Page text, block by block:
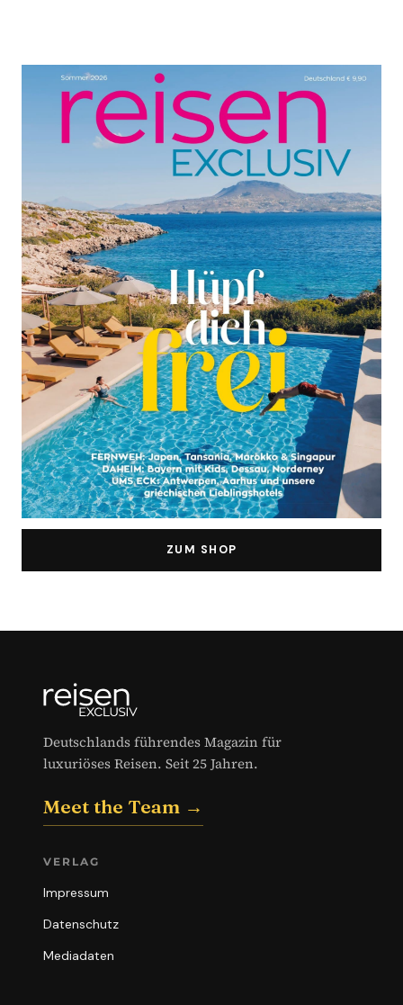
ZUM SHOP
Deutschlands führendes Magazin für
luxuriöses Reisen. Seit 25 Jahren.
Meet the Team →
VERLAG
Impressum
Datenschutz
Mediadaten